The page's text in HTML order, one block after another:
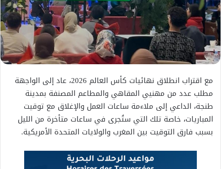
مع اقتراب انطلاق نهائيات كأس العالم 2026، عاد إلى الواجهة
مطلب عدد من مهنيي المقاهي والمطاعم المصنفة بمدينة
طنجة، الداعي إلى ملاءمة ساعات العمل والإغلاق مع توقيت
المباريات، خاصة تلك التي ستُجرى في ساعات متأخرة من الليل
بسبب فارق التوقيت بين المغرب والولايات المتحدة الأمريكية.